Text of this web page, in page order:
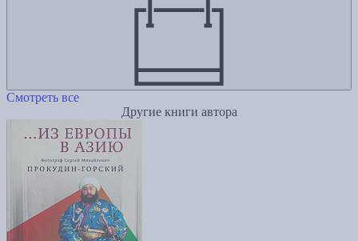
Смотреть все
Другие книги автора